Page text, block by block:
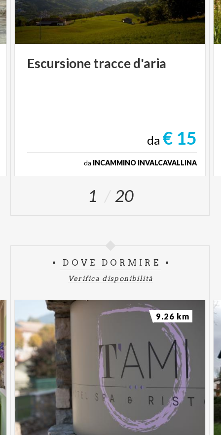
Escursionetracced'aria
da € 15
da INCAMMINO INVALCAVALLINA
1 20
DOVE DORMIRE
Verifica disponibilità
9.26 km